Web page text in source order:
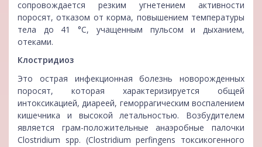
сопровождается резким угнетением активности
поросят, отказом от корма, повышением температуры
тела до 41 °С, учащенным пульсом и дыханием,
отеками.
Клостридиоз
Это острая инфекционная болезнь новорожденных
поросят, которая характеризируется общей
интоксикацией, диареей, геморрагическим воспалением
кишечника и высокой летальностью. Возбудителем
является грам-положительные анаэробные палочки
Clostridium spp. (Clostridium perfingens токсикогенного